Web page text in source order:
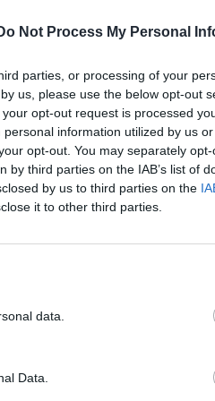
Not Process My Personal
parties, or processing of your
us, please use the below opt-out
opt-out request is processed
information utilized by us
opt-out. You may separately
third parties on the IAB’s list of
by us to third parties on the
it to other third parties.
data.
Data.
κλασικά και διαχρονικά,
και αν περάσει,
υποχρέωσή µας να
της DUO» στο µοντέλο
την Ελληνική και Κυπριακή